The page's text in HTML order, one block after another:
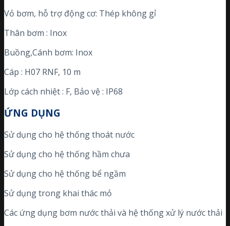
Vỏ bơm, hỗ trợ động cơ: Thép không gỉ
Thân bơm : Inox
Buồng,Cánh bơm: Inox
Cáp : H07 RNF, 10 m
Lớp cách nhiệt : F, Bảo vệ : IP68
ỨNG DỤNG
Sử dụng cho hệ thống thoát nước
Sử dụng cho hệ thống hầm chưa
Sử dụng cho hệ thống bể ngầm
Sử dụng trong khai thác mỏ
Các ứng dụng bơm nước thải và hệ thống xử lý nước thải